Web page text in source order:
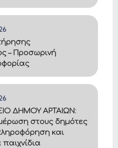
– Προσωρινή
ΔΗΜΟΥ ΑΡΤΑΙΩΝ:
στους δημότες
και
παιχνίδια